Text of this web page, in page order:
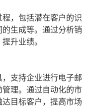
，包括潜在客户的识
生成等。通过分析销
升业绩。
支持企业进行电子邮
理。通过自动化的市
目标客户，提高市场